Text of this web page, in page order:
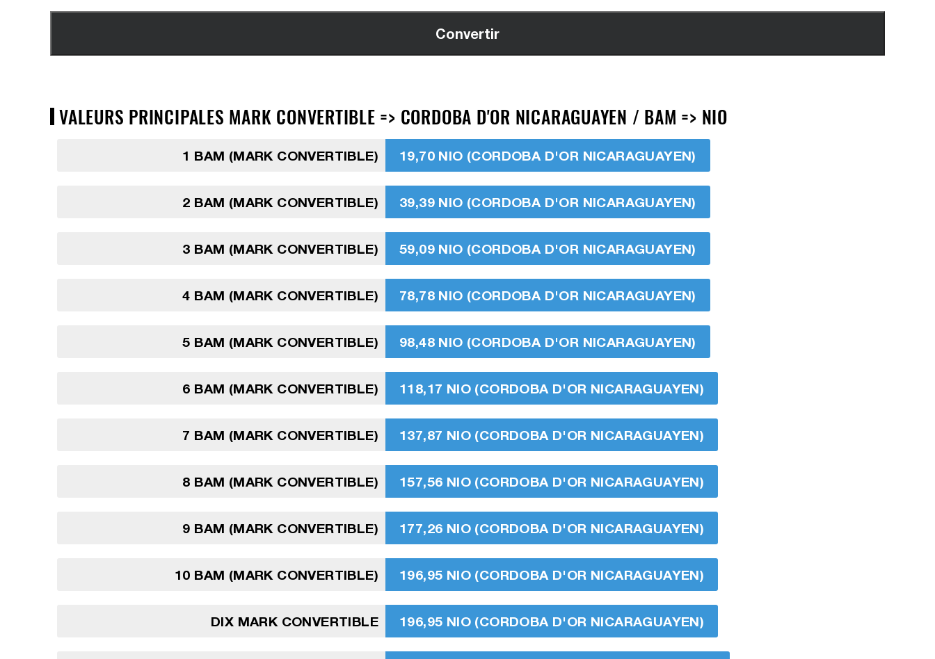
VALEURS PRINCIPALES MARK CONVERTIBLE => CORDOBA D'OR NICARAGUAYEN / BAM => NIO
1 BAM (MARK CONVERTIBLE) 19,70 NIO (CORDOBA D'OR NICARAGUAYEN)
2 BAM (MARK CONVERTIBLE) 39,39 NIO (CORDOBA D'OR NICARAGUAYEN)
3 BAM (MARK CONVERTIBLE) 59,09 NIO (CORDOBA D'OR NICARAGUAYEN)
4 BAM (MARK CONVERTIBLE) 78,78 NIO (CORDOBA D'OR NICARAGUAYEN)
5 BAM (MARK CONVERTIBLE) 98,48 NIO (CORDOBA D'OR NICARAGUAYEN)
6 BAM (MARK CONVERTIBLE) 118,17 NIO (CORDOBA D'OR NICARAGUAYEN)
7 BAM (MARK CONVERTIBLE) 137,87 NIO (CORDOBA D'OR NICARAGUAYEN)
8 BAM (MARK CONVERTIBLE) 157,56 NIO (CORDOBA D'OR NICARAGUAYEN)
9 BAM (MARK CONVERTIBLE) 177,26 NIO (CORDOBA D'OR NICARAGUAYEN)
10 BAM (MARK CONVERTIBLE) 196,95 NIO (CORDOBA D'OR NICARAGUAYEN)
DIX MARK CONVERTIBLE 196,95 NIO (CORDOBA D'OR NICARAGUAYEN)